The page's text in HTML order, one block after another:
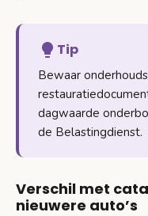
Tip
Bewaar
dagwaarde
de Belastingdienst.
Verschil met
nieuwere auto’s